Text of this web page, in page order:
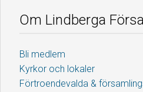
Om Lindberga
Bli medlem
Kyrkor och lokaler
Förtroendevalda &